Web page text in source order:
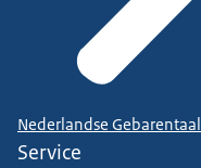
Nederlandse Gebarentaal
Service